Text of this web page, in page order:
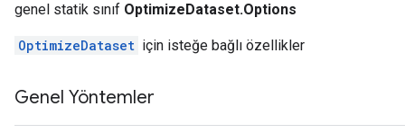
genel statik sınıf OptimizeDataset.Options
OptimizeDataset için isteğe bağlı özellikler
Genel Yöntemler